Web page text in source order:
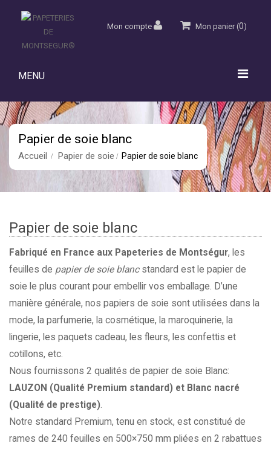
Mon panier(0)
Mon compte
MENU
Papier de soie blanc
Accueil Papier de soie Papier de soie blanc
Papier de soie blanc
Fabriqué en France aux Papeteries de Montségur, l es
feuilles de papier de soie blancstandard est le papier de
soie le plus courant pour embellir vos emballage.
D’une
manière générale, nos papiers de soie sont utilisées dans la
mode, la parfumerie, la cosmétique, la maroquinerie, la
lingerie, les paquets cadeau, les fleurs, les confettis et
cotillons, etc.
Nous fournissons 2 qualités de papier de soie Blanc:
LAUZON (Qualité Premium standard) et Blanc nacré
(Qualité de prestige)
Notre standard Premium, tenu en stock, est constitué de
rames de 240 feuilles en 500×750 mm pliées en 2 rabattues